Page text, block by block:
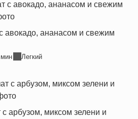
авокадо, ананасом и свежим
Легкий
арбузом, миксом зелени и